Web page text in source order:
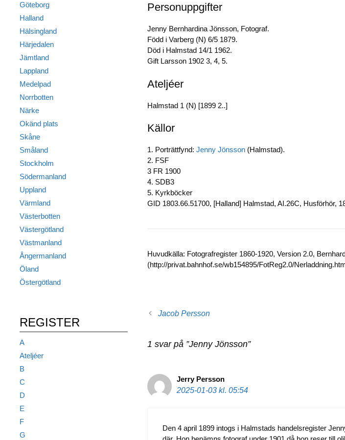
o
o
k
n
n
Personuppgifter
Jenny Bernhardina Jönsson, Fotograf.
Född i Varberg (N) 6/5 1879.
Död i Halmstad 14/1 1962.
Gift Larsson 1902 3, 4, 5.
Ateljéer
Halmstad 1 (N) [1899 2..]
Källor
1. Porträttfynd: Jenny Jönsson (Halmstad).
2. FSF
3 FR 1900
4. SDB3
5. Kyrkböcker
GID 1803.66.51700, [Halland] Halmstad, AI.26C, Husförhör,
Huvudkälla: Fotografregister 1860-1920, Version 2.0,
(http://privat.bahnhof.se/wb154895/FotReg2.0/
Jacob Persson
1 svar på ”Jenny Jönsson”
Jerry Persson
2025-01-03 kl. 05:54
Den 4 april 1899 intogs i Halmstads handelsregister
Göteborg
Halland
Hälsingland
Härjedalen
Jämtland
Lappland
Medelpad
Norrbotten
Närke
Okänd plats
Skåne
Småland
Stockholm
Södermanland
Uppland
Värmland
Västerbotten
Västergötland
Västmanland
Ångermanland
Öland
Östergötland
REGISTER
A
Ateljéer
B
C
D
E
F
G